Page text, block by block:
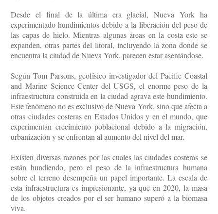
Desde el final de la última era glacial, Nueva York ha
experimentado hundimientos debido a la liberación del peso de
las capas de hielo. Mientras algunas áreas en la costa este se
expanden, otras partes del litoral, incluyendo la zona donde se
encuentra la ciudad de Nueva York, parecen estar asentándose.
Según Tom Parsons, geofísico investigador del Pacific Coastal
and Marine Science Center del USGS, el enorme peso de la
infraestructura construida en la ciudad agrava este hundimiento.
Este fenómeno no es exclusivo de Nueva York, sino que afecta a
otras ciudades costeras en Estados Unidos y en el mundo, que
experimentan crecimiento poblacional debido a la migración,
urbanización y se enfrentan al aumento del nivel del mar.
Existen diversas razones por las cuales las ciudades costeras se
están hundiendo, pero el peso de la infraestructura humana
sobre el terreno desempeña un papel importante. La escala de
esta infraestructura es impresionante, ya que en 2020, la masa
de los objetos creados por el ser humano superó a la biomasa
viva.